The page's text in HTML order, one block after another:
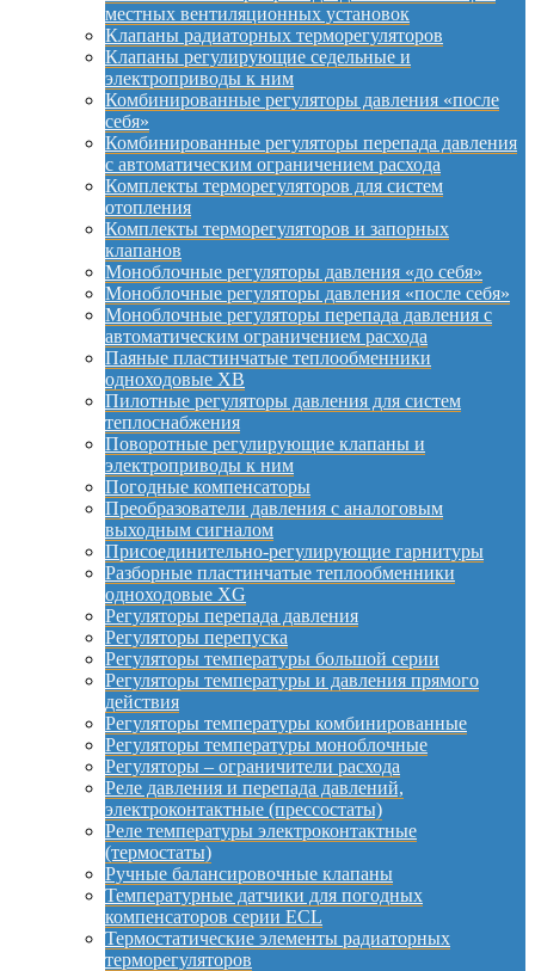
местных вентиляционных установок
Клапаны радиаторных терморегуляторов
Клапаны регулирующие седельные и
электроприводы к ним
Комбинированные регуляторы давления «после
себя»
Комбинированные регуляторы перепада давления
с автоматическим ограничением расхода
Комплекты терморегуляторов для систем
отопления
Комплекты терморегуляторов и запорных
клапанов
Моноблочные регуляторы давления «до себя»
Моноблочные регуляторы давления «после себя»
Моноблочные регуляторы перепада давления с
автоматическим ограничением расхода
Паяные пластинчатые теплообменники
одноходовые XB
Пилотные регуляторы давления для систем
теплоснабжения
Поворотные регулирующие клапаны и
электроприводы к ним
Погодные компенсаторы
Преобразователи давления с аналоговым
выходным сигналом
Присоединительно-регулирующие гарнитуры
Разборные пластинчатые теплообменники
одноходовые XG
Регуляторы перепада давления
Регуляторы перепуска
Регуляторы температуры большой серии
Регуляторы температуры и давления прямого
действия
Регуляторы температуры комбинированные
Регуляторы температуры моноблочные
Регуляторы – ограничители расхода
Реле давления и перепада давлений,
электроконтактные (прессостаты)
Реле температуры электроконтактные
(термостаты)
Ручные балансировочные клапаны
Температурные датчики для погодных
компенсаторов серии ECL
Термостатические элементы радиаторных
терморегуляторов